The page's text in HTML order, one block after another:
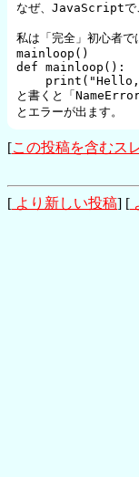
なぜ、JavaScriptで
私は「完全」初心者
mainloop()
def mainloop():
と書くと「
[この投稿を含むス
[ より新しい投稿] [